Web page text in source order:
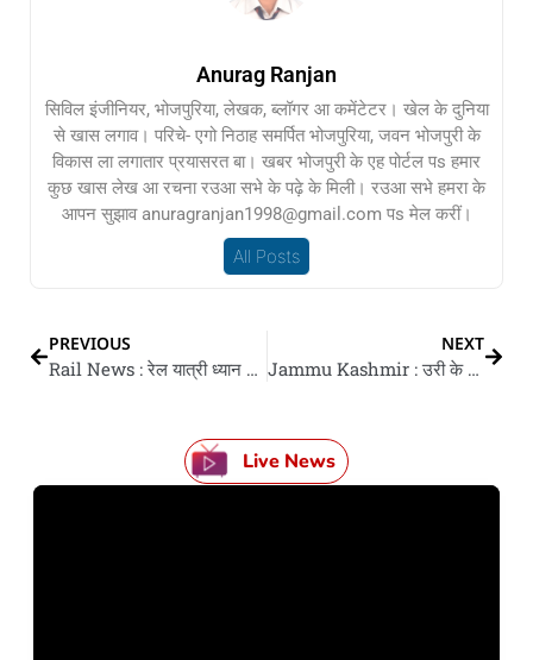
Anurag Ranjan
सिविल इंजीनियर, भोजपुरिया, लेखक, ब्लॉगर आ कमेंटेटर। खेल के दुनिया
से खास लगाव। परिचे- एगो निठाह समर्पित भोजपुरिया, जवन भोजपुरी के
विकास ला लगातार प्रयासरत बा। खबर भोजपुरी के एह पोर्टल पs हमार
कुछ खास लेख आ रचना रउआ सभे के पढ़े के मिली। रउआ सभे हमरा के
आपन सुझाव anuragranjan1998@gmail.com पs मेल करीं।
All Posts
PREVIOUS
Rail News : रेल यात्री ध्यान दीं! LPG संकट के बीच IRCTC खोज लेलस नया उपाय, अब ट्रेन में बिजली से बनी खाना
NEXT
Jammu Kashmir : उरी के कमलकोट में एलओसी के लगे धमाका, सेना के दूगो जवान शहीद
Live News